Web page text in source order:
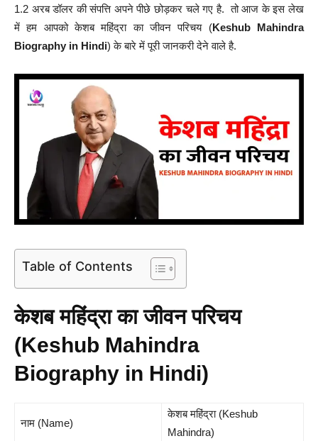
1.2 अरब डॉलर की संपत्ति अपने पीछे छोड़कर चले गए है. तो आज के इस लेख
में हम आपको केशब महिंद्रा का जीवन परिचय (Keshub Mahindra
Biography in Hindi) के बारे में पूरी जानकरी देने वाले है.
Table of Contents
केशब महिंद्रा का जीवन परिचय
(Keshub Mahindra
Biography in Hindi)
नाम (Name)
केशब महिंद्रा (Keshub
Mahindra)